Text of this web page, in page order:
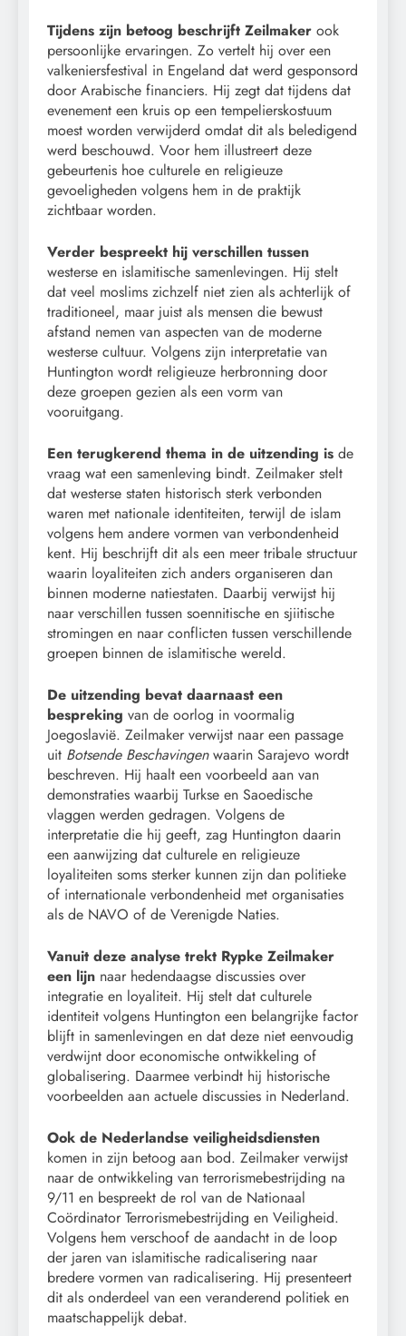
Tijdens zijn betoog beschrijft Zeilmaker ook
persoonlijke ervaringen. Zo vertelt hij over een
valkeniersfestival in Engeland dat werd gesponsord
door Arabische financiers. Hij zegt dat tijdens dat
evenement een kruis op een tempelierskostuum
moest worden verwijderd omdat dit als beledigend
werd beschouwd. Voor hem illustreert deze
gebeurtenis hoe culturele en religieuze
gevoeligheden volgens hem in de praktijk
zichtbaar worden.
Verder bespreekt hij verschillen tussen
westerse en islamitische samenlevingen. Hij stelt
dat veel moslims zichzelf niet zien als achterlijk of
traditioneel, maar juist als mensen die bewust
afstand nemen van aspecten van de moderne
westerse cultuur. Volgens zijn interpretatie van
Huntington wordt religieuze herbronning door
deze groepen gezien als een vorm van
vooruitgang.
Een terugkerend thema in de uitzending is de
vraag wat een samenleving bindt. Zeilmaker stelt
dat westerse staten historisch sterk verbonden
waren met nationale identiteiten, terwijl de islam
volgens hem andere vormen van verbondenheid
kent. Hij beschrijft dit als een meer tribale structuur
waarin loyaliteiten zich anders organiseren dan
binnen moderne natiestaten. Daarbij verwijst hij
naar verschillen tussen soennitische en sjiitische
stromingen en naar conflicten tussen verschillende
groepen binnen de islamitische wereld.
De uitzending bevat daarnaast een
bespreking van de oorlog in voormalig
Joegoslavië. Zeilmaker verwijst naar een passage
uit Botsende Beschavingenwaarin Sarajevo wordt
beschreven. Hij haalt een voorbeeld aan van
demonstraties waarbij Turkse en Saoedische
vlaggen werden gedragen. Volgens de
interpretatie die hij geeft, zag Huntington daarin
een aanwijzing dat culturele en religieuze
loyaliteiten soms sterker kunnen zijn dan politieke
of internationale verbondenheid met organisaties
als de NAVO of de Verenigde Naties.
Vanuit deze analyse trekt Rypke Zeilmaker
een lijn naar hedendaagse discussies over
integratie en loyaliteit. Hij stelt dat culturele
identiteit volgens Huntington een belangrijke factor
blijft in samenlevingen en dat deze niet eenvoudig
verdwijnt door economische ontwikkeling of
globalisering. Daarmee verbindt hij historische
voorbeelden aan actuele discussies in Nederland.
Ook de Nederlandse veiligheidsdiensten
komen in zijn betoog aan bod. Zeilmaker verwijst
naar de ontwikkeling van terrorismebestrijding na
9/11 en bespreekt de rol van de Nationaal
Coördinator Terrorismebestrijding en Veiligheid.
Volgens hem verschoof de aandacht in de loop
der jaren van islamitische radicalisering naar
bredere vormen van radicalisering. Hij presenteert
dit als onderdeel van een veranderend politiek en
maatschappelijk debat.